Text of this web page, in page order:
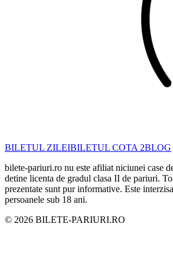
BILETUL ZILEIBILETUL COTA 2BLOG
bilete-pariuri.ro nu este afiliat niciunei case
detine licenta de gradul clasa II de pariuri.
prezentate sunt pur informative. Este
persoanele sub 18 ani.
© 2026 BILETE-PARIURI.RO